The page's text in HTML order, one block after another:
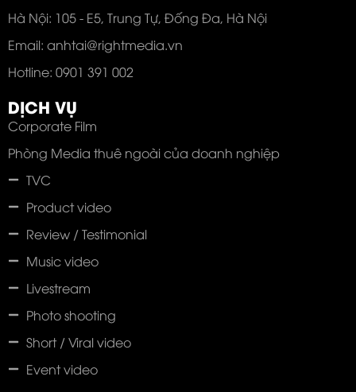
Hà Nội: 105 - E5, Trung Tự, Đống Đa, Hà Nội
Email: anhtai@rightmedia.vn
Hotline: 0901 391 002
DỊCH VỤ
Corporate Film
Phòng Media thuê ngoài của doanh nghiệp
TVC
Product video
Review / Testimonial
Music video
Livestream
Photo shooting
Short / Viral video
Event video